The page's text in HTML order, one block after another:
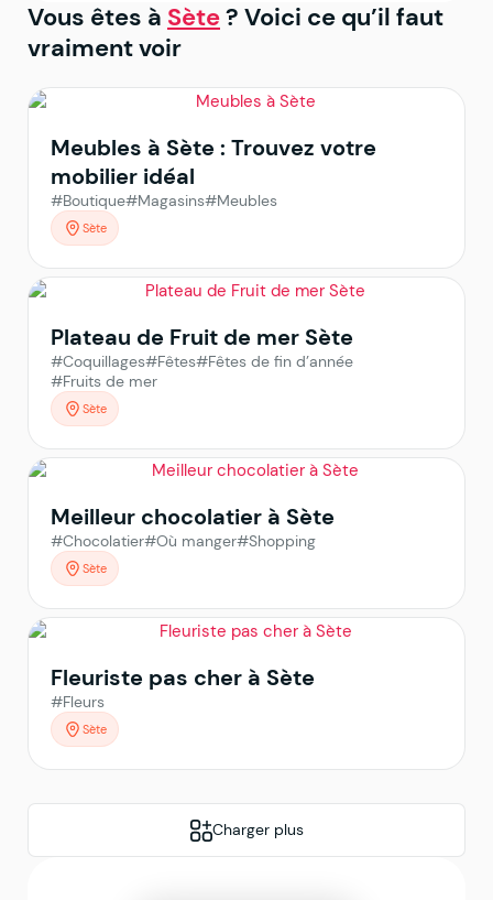
Vous êtes à Sète? Voici ce qu’il faut
vraiment voir
Meubles à Sète : Trouvez votre
mobilier idéal
#Boutique#Magasins#Meubles
Sète
Plateau de Fruit de mer Sète
#Coquillages#Fêtes#Fêtes de fin d’année
#Fruits de mer
Sète
Meilleur chocolatier à Sète
#Chocolatier#Où manger#Shopping
Sète
Fleuriste pas cher à Sète
#Fleurs
Sète
Charger plus